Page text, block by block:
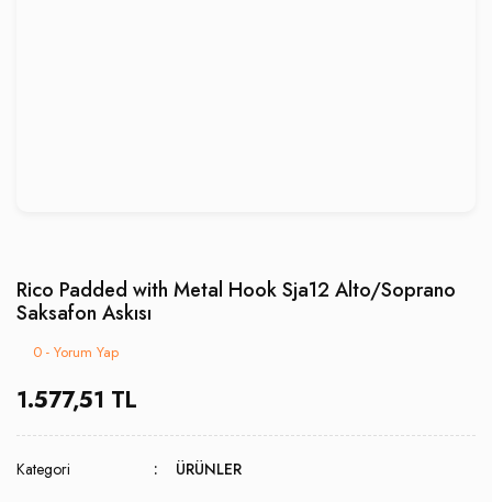
Rico Padded with Metal Hook Sja12 Alto/Soprano
Saksafon Askısı
0 - Yorum Yap
1.577,51 TL
Kategori ÜRÜNLER